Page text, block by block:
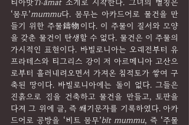
티아맛Ti˒āmat 소개로 시작한다. 그녀의 별칭은
‘뭄무’mummu다. 뭄무는 아카드어로 물건을 만
들기 위한 주물鑄物이다. 이 주물이 질서와 모양
을 갖춘 물건이 탄생할 수 없다. 물건은 이 주물의
가시적인 표현이다. 바빌로니아는 오래전부터 유
프라테스와 티그리스 강이 저 아르메니아 고산으
로부터 흘러내려오면서 가져온 침적토가 쌓여 구
축된 땅이다. 바빌로니아에는 돌이 없다. 그들은
진흙으로 집을 건축하고 물건을 만들고, 토판을
다져 그 위에 글, 즉 쐐기문자를 기록하였다. 아카
드어로 공방을 ‘비트 뭄무’bīt mummu, 즉 ‘주물